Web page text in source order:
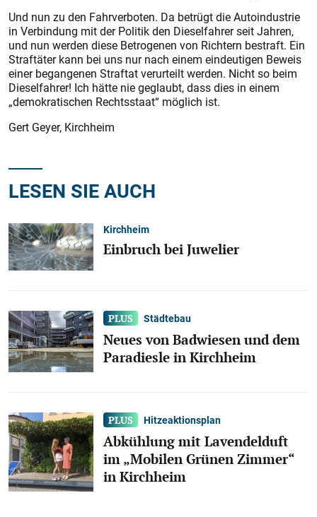
Und nun zu den Fahrverboten. Da betrügt die Autoindustrie
in Verbindung mit der Politik den Dieselfahrer seit Jahren,
und nun werden diese Betrogenen von Richtern bestraft. Ein
Straftäter kann bei uns nur nach einem eindeutigen Beweis
einer begangenen Straftat verurteilt werden. Nicht so beim
Dieselfahrer! Ich hätte nie geglaubt, dass dies in einem
„demokratischen Rechtsstaat“ möglich ist.
Gert Geyer, Kirchheim
LESEN SIE AUCH
Kirchheim
Einbruch bei Juwelier
Städtebau
Neues von Badwiesen und dem
Paradiesle in Kirchheim
Hitzeaktionsplan
Abkühlung mit Lavendelduft
im „Mobilen Grünen Zimmer“
in Kirchheim